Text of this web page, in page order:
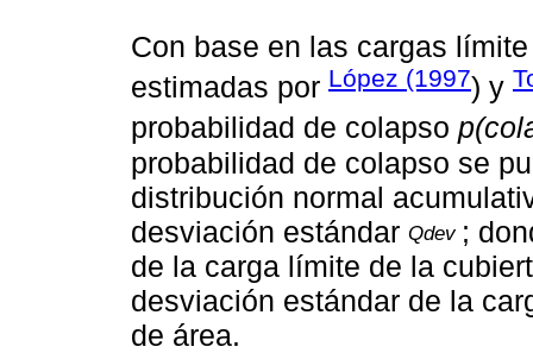
Con base en las cargas
estimadas por López (1997) y
probabilidad de colapso
probabilidad de colapso se
distribución normal
desviación estándar Qdev ;
de la carga límite de la
desviación estándar de la
de área.